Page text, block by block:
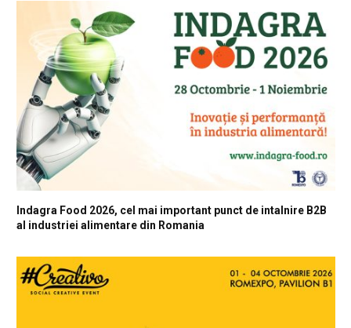
Indagra Food 2026, cel mai important punct de intalnire B2B
al industriei alimentare din Romania